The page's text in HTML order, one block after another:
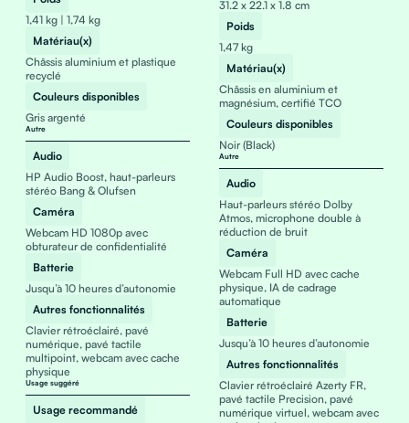
1,41 kg | 1,74 kg
Matériau(x)
Châssis aluminium et plastique
recyclé
Couleurs disponibles
Gris argenté
Autre
Audio
HP Audio Boost, haut-parleurs
stéréo Bang & Olufsen
Caméra
Webcam HD 1080p avec
obturateur de confidentialité
Batterie
Jusqu’à 10 heures d’autonomie
Autres fonctionnalités
Clavier rétroéclairé, pavé
numérique, pavé tactile
multipoint, webcam avec cache
physique
Usage suggéré
Usage recommandé
31.2 x 22.1 x 1.8 cm
Poids
1,47 kg
Matériau(x)
Châssis en aluminium et
magnésium, certifié TCO
Couleurs disponibles
Noir (Black)
Autre
Audio
Haut-parleurs stéréo Dolby
Atmos, microphone double à
réduction de bruit
Caméra
Webcam Full HD avec cache
physique, IA de cadrage
automatique
Batterie
Jusqu’à 10 heures d’autonomie
Autres fonctionnalités
Clavier rétroéclairé Azerty FR,
pavé tactile Precision, pavé
numérique virtuel, webcam avec